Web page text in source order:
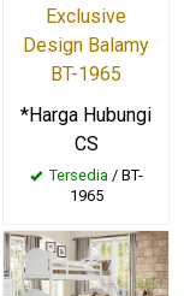
Exclusive
Design Balamy
BT-1965
*Harga Hubungi
CS
Tersedia / BT-
1965